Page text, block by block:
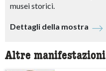
musei storici.
Dettagli della mostra
Altre manifestazioni